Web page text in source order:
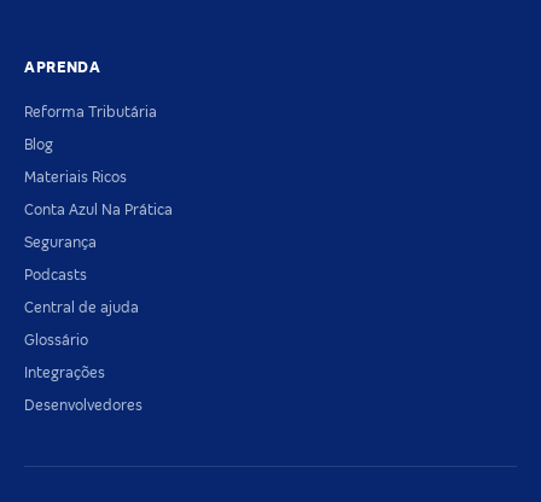
APRENDA
Reforma Tributária
Blog
Materiais Ricos
Conta Azul Na Prática
Segurança
Podcasts
Central de ajuda
Glossário
Integrações
Desenvolvedores